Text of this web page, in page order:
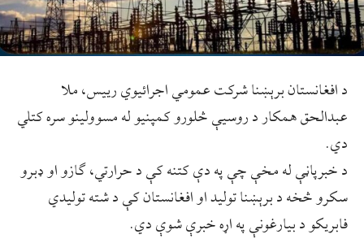
د افغانستان برېښنا شرکت عمومي اجرائیوي رییس، ملا
عبدالحق همکار د روسیې څلورو کمپنیو له مسوولینو سره کتلي
دي.
د خبرپاڼې له مخې چې په دې کتنه کې د حرارتي، ګازو او ډبرو
سکرو څخه د برېښنا تولید او افغانستان کې د شته تولیدي
فابریکو د بیارغونې په اړه خبرې شوې دي.